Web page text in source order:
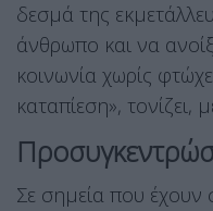
δεσμά της
άνθρωπο και να
κοινωνία χωρίς
καταπίεση»,
Σε σημεία που έχουν